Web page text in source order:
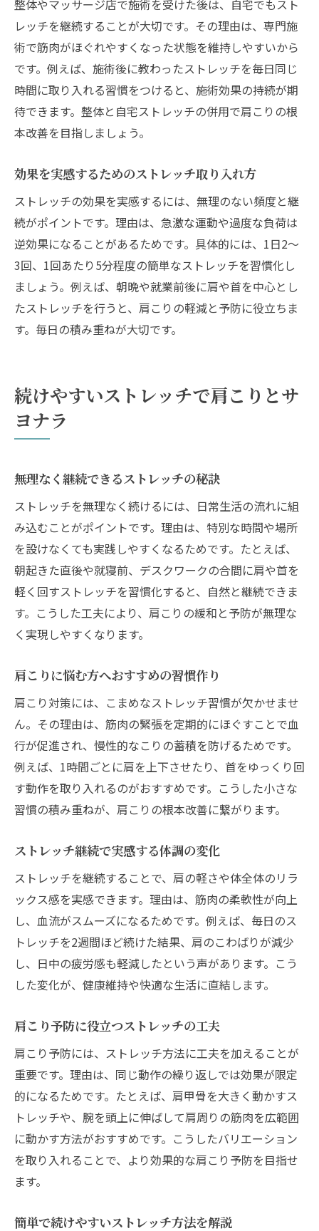
整体やマッサージ店で施術を受けた後は、自宅でもスト
レッチを継続することが大切です。その理由は、専門施
術で筋肉がほぐれやすくなった状態を維持しやすいから
です。例えば、施術後に教わったストレッチを毎日同じ
時間に取り入れる習慣をつけると、施術効果の持続が期
待できます。整体と自宅ストレッチの併用で肩こりの根
本改善を目指しましょう。
効果を実感するためのストレッチ取り入れ方
ストレッチの効果を実感するには、無理のない頻度と継
続がポイントです。理由は、急激な運動や過度な負荷は
逆効果になることがあるためです。具体的には、1日2～
3回、1回あたり5分程度の簡単なストレッチを習慣化し
ましょう。例えば、朝晩や就業前後に肩や首を中心とし
たストレッチを行うと、肩こりの軽減と予防に役立ちま
す。毎日の積み重ねが大切です。
続けやすいストレッチで肩こりとサ
ヨナラ
無理なく継続できるストレッチの秘訣
ストレッチを無理なく続けるには、日常生活の流れに組
み込むことがポイントです。理由は、特別な時間や場所
を設けなくても実践しやすくなるためです。たとえば、
朝起きた直後や就寝前、デスクワークの合間に肩や首を
軽く回すストレッチを習慣化すると、自然と継続できま
す。こうした工夫により、肩こりの緩和と予防が無理な
く実現しやすくなります。
肩こりに悩む方へおすすめの習慣作り
肩こり対策には、こまめなストレッチ習慣が欠かせませ
ん。その理由は、筋肉の緊張を定期的にほぐすことで血
行が促進され、慢性的なこりの蓄積を防げるためです。
例えば、1時間ごとに肩を上下させたり、首をゆっくり回
す動作を取り入れるのがおすすめです。こうした小さな
習慣の積み重ねが、肩こりの根本改善に繋がります。
ストレッチ継続で実感する体調の変化
ストレッチを継続することで、肩の軽さや体全体のリラ
ックス感を実感できます。理由は、筋肉の柔軟性が向上
し、血流がスムーズになるためです。例えば、毎日のス
トレッチを2週間ほど続けた結果、肩のこわばりが減少
し、日中の疲労感も軽減したという声があります。こう
した変化が、健康維持や快適な生活に直結します。
肩こり予防に役立つストレッチの工夫
肩こり予防には、ストレッチ方法に工夫を加えることが
重要です。理由は、同じ動作の繰り返しでは効果が限定
的になるためです。たとえば、肩甲骨を大きく動かすス
トレッチや、腕を頭上に伸ばして肩周りの筋肉を広範囲
に動かす方法がおすすめです。こうしたバリエーション
を取り入れることで、より効果的な肩こり予防を目指せ
ます。
簡単で続けやすいストレッチ方法を解説